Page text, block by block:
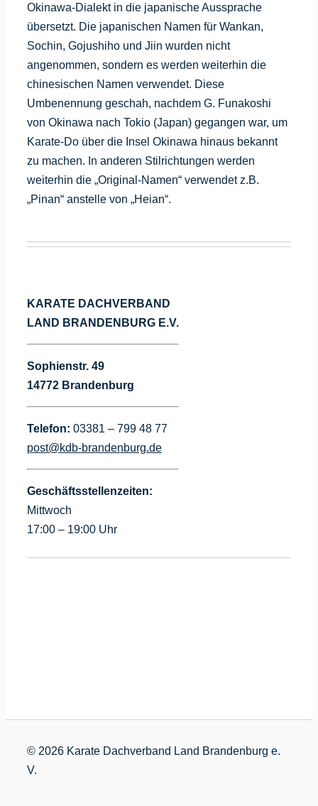
Okinawa-Dialekt in die japanische Aussprache
übersetzt. Die japanischen Namen für Wankan,
Sochin, Gojushiho und Jiin wurden nicht
angenommen, sondern es werden weiterhin die
chinesischen Namen verwendet. Diese
Umbenennung geschah, nachdem G. Funakoshi
von Okinawa nach Tokio (Japan) gegangen war, um
Karate-Do über die Insel Okinawa hinaus bekannt
zu machen. In anderen Stilrichtungen werden
weiterhin die „Original-Namen“ verwendet z.B.
„Pinan“ anstelle von „Heian“.
KARATE DACHVERBAND
LAND BRANDENBURG E.V.
Sophienstr. 49
14772 Brandenburg
Telefon: 03381 – 799 48 77
post@kdb-brandenburg.de
Geschäftsstellenzeiten:
Mittwoch
17:00 – 19:00 Uhr
© 2026 Karate Dachverband Land Brandenburg e.
V.